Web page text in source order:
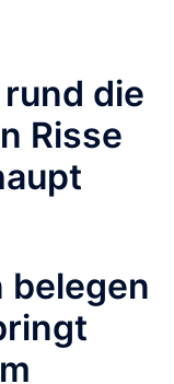
die
Risse
belegen